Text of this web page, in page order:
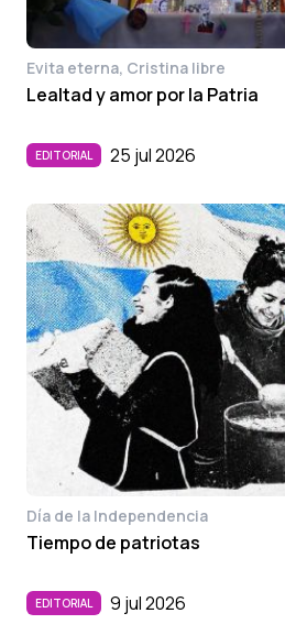
Evita eterna, Cristina libre
Lealtad y amor por la Patria
EDITORIAL 25 jul 2026
Día de la Independencia
Tiempo de patriotas
EDITORIAL 9 jul 2026